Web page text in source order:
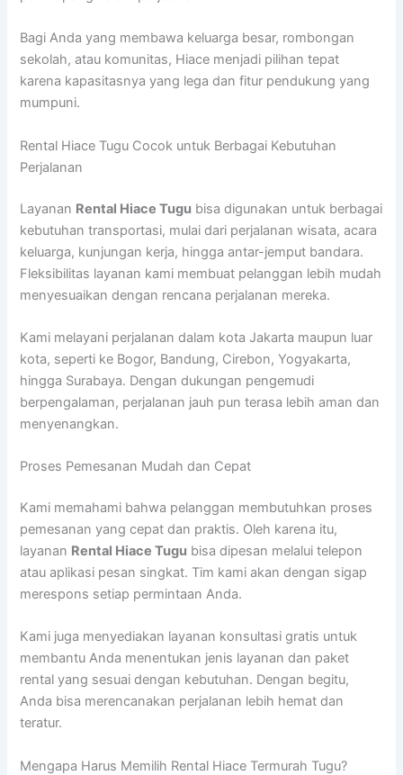
Bagi Anda yang membawa keluarga besar, rombongan
sekolah, atau komunitas, Hiace menjadi pilihan tepat
karena kapasitasnya yang lega dan fitur pendukung yang
mumpuni.
Rental Hiace Tugu Cocok untuk Berbagai Kebutuhan
Perjalanan
Layanan Rental Hiace Tugu bisa digunakan untuk berbagai
kebutuhan transportasi, mulai dari perjalanan wisata, acara
keluarga, kunjungan kerja, hingga antar-jemput bandara.
Fleksibilitas layanan kami membuat pelanggan lebih mudah
menyesuaikan dengan rencana perjalanan mereka.
Kami melayani perjalanan dalam kota Jakarta maupun luar
kota, seperti ke Bogor, Bandung, Cirebon, Yogyakarta,
hingga Surabaya. Dengan dukungan pengemudi
berpengalaman, perjalanan jauh pun terasa lebih aman dan
menyenangkan.
Proses Pemesanan Mudah dan Cepat
Kami memahami bahwa pelanggan membutuhkan proses
pemesanan yang cepat dan praktis. Oleh karena itu,
layanan Rental Hiace Tugu bisa dipesan melalui telepon
atau aplikasi pesan singkat. Tim kami akan dengan sigap
merespons setiap permintaan Anda.
Kami juga menyediakan layanan konsultasi gratis untuk
membantu Anda menentukan jenis layanan dan paket
rental yang sesuai dengan kebutuhan. Dengan begitu,
Anda bisa merencanakan perjalanan lebih hemat dan
teratur.
Mengapa Harus Memilih Rental Hiace Termurah Tugu?